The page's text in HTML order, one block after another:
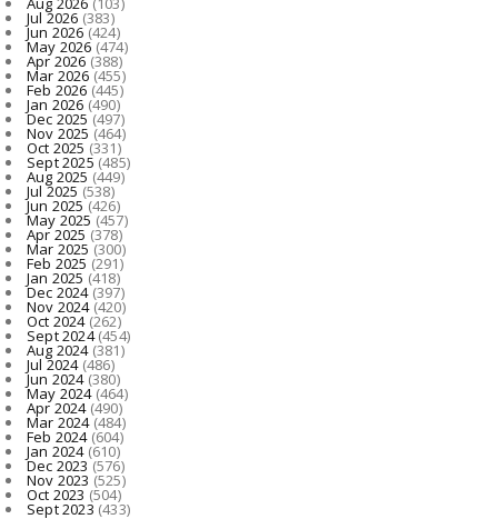
Jul 2026 (383)
Jun 2026(424)
May 2026(474)
Apr 2026 (388)
Mar 2026(455)
Feb 2026 (445)
Jan 2026 (490)
Dec 2025(497)
Nov 2025 (464)
Oct 2025 (331)
Sept 2025 (485)
Aug 2025 (449)
Jul 2025 (538)
Jun 2025(426)
May 2025(457)
Apr 2025 (378)
Mar 2025 (300)
Feb 2025 (291)
Jan 2025 (418)
Dec 2024(397)
Nov 2024(420)
Oct 2024(262)
Sept 2024(454)
Aug 2024(381)
Jul 2024(486)
Jun 2024(380)
May 2024(464)
Apr 2024(490)
Mar 2024(484)
Feb 2024(604)
Jan 2024(610)
Dec 2023(576)
Nov 2023 (525)
Oct 2023 (504)
Sept 2023 (433)